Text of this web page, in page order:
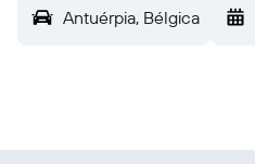
Antuérpia, Bélgica